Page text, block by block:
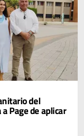
del
Page de aplicar